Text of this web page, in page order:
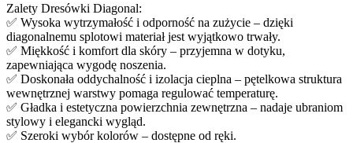
Zalety Dresówki Diagonal:
✅ Wysoka wytrzymałość i odporność na zużycie – dzięki
diagonalnemu splotowi materiał jest wyjątkowo trwały.
✅ Miękkość i komfort dla skóry – przyjemna w dotyku,
zapewniająca wygodę noszenia.
✅ Doskonała oddychalność i izolacja cieplna – pętelkowa struktura
wewnętrznej warstwy pomaga regulować temperaturę.
✅ Gładka i estetyczna powierzchnia zewnętrzna – nadaje ubraniom
stylowy i elegancki wygląd.
✅ Szeroki wybór kolorów – dostępne od ręki.